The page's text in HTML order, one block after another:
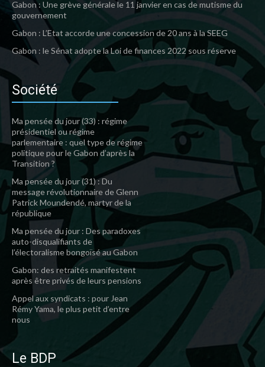
Gabon : Une grève générale le 11 janvier en cas de mutisme du
gouvernement
Gabon : L’Etat accorde une concession de 20 ans à la SEEG
Gabon : le Sénat adopte la Loi de finances 2022 sous réserve
Société
Ma pensée du jour (33) : régime
présidentiel ou régime
parlementaire : quel type de régime
politique pour le Gabon d’après la
Transition ?
Ma pensée du jour (31) : Du
message révolutionnaire de Glenn
Patrick Moundendé, martyr de la
république
Ma pensée du jour : Des paradoxes
auto-disqualifiants de
l’électoralisme bongoïsé au Gabon
Gabon: des retraités manifestent
après être privés de leurs pensions
Appel aux syndicats : pour Jean
Rémy Yama, le plus petit d’entre
nous
Le BDP